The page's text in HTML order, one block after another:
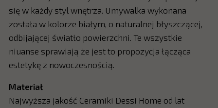
się w każdy styl wnętrza. Umywalka wykonana
została w kolorze białym, o naturalnej błyszczącej,
odbijającej światło powierzchni. Te wszystkie
niuanse sprawiają że jest to propozycja łącząca
estetykę z nowoczesnością.
Materiał
Najwyższa jakość Ceramiki Dessi Home od lat